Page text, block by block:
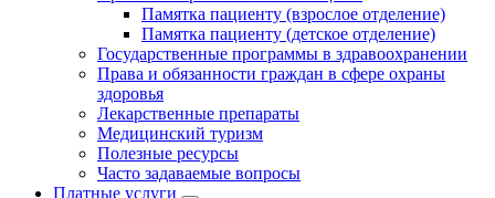
Памятка пациенту (взрослое отделение)
Памятка пациенту (детское отделение)
Государственные программы в здравоохранении
Права и обязанности граждан в сфере охраны
здоровья
Лекарственные препараты
Медицинский туризм
Полезные ресурсы
Часто задаваемые вопросы
Платные услуги